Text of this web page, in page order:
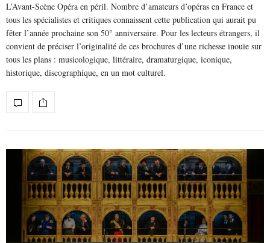
L’Avant-Scène Opéra en péril. Nombre d’amateurs d’opéras en France et
tous les spécialistes et critiques connaissent cette publication qui aurait pu
fêter l’année prochaine son 50° anniversaire. Pour les lecteurs étrangers, il
convient de préciser l’originalité de ces brochures d’une richesse inouïe sur
tous les plans : musicologique, littéraire, dramaturgique, iconique,
historique, discographique, en un mot culturel.